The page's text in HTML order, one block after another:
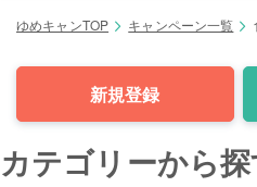
ゆめキャンTOP キャンペーン一覧
新規登録
カテゴリーから